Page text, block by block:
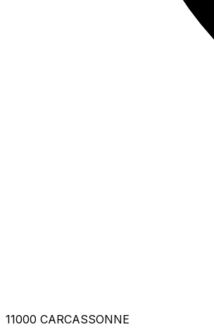
11000 CARCASSONNE